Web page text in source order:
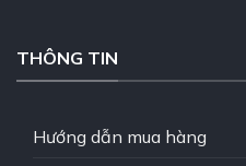
THÔNG TIN
Hướng dẫn mua hàng